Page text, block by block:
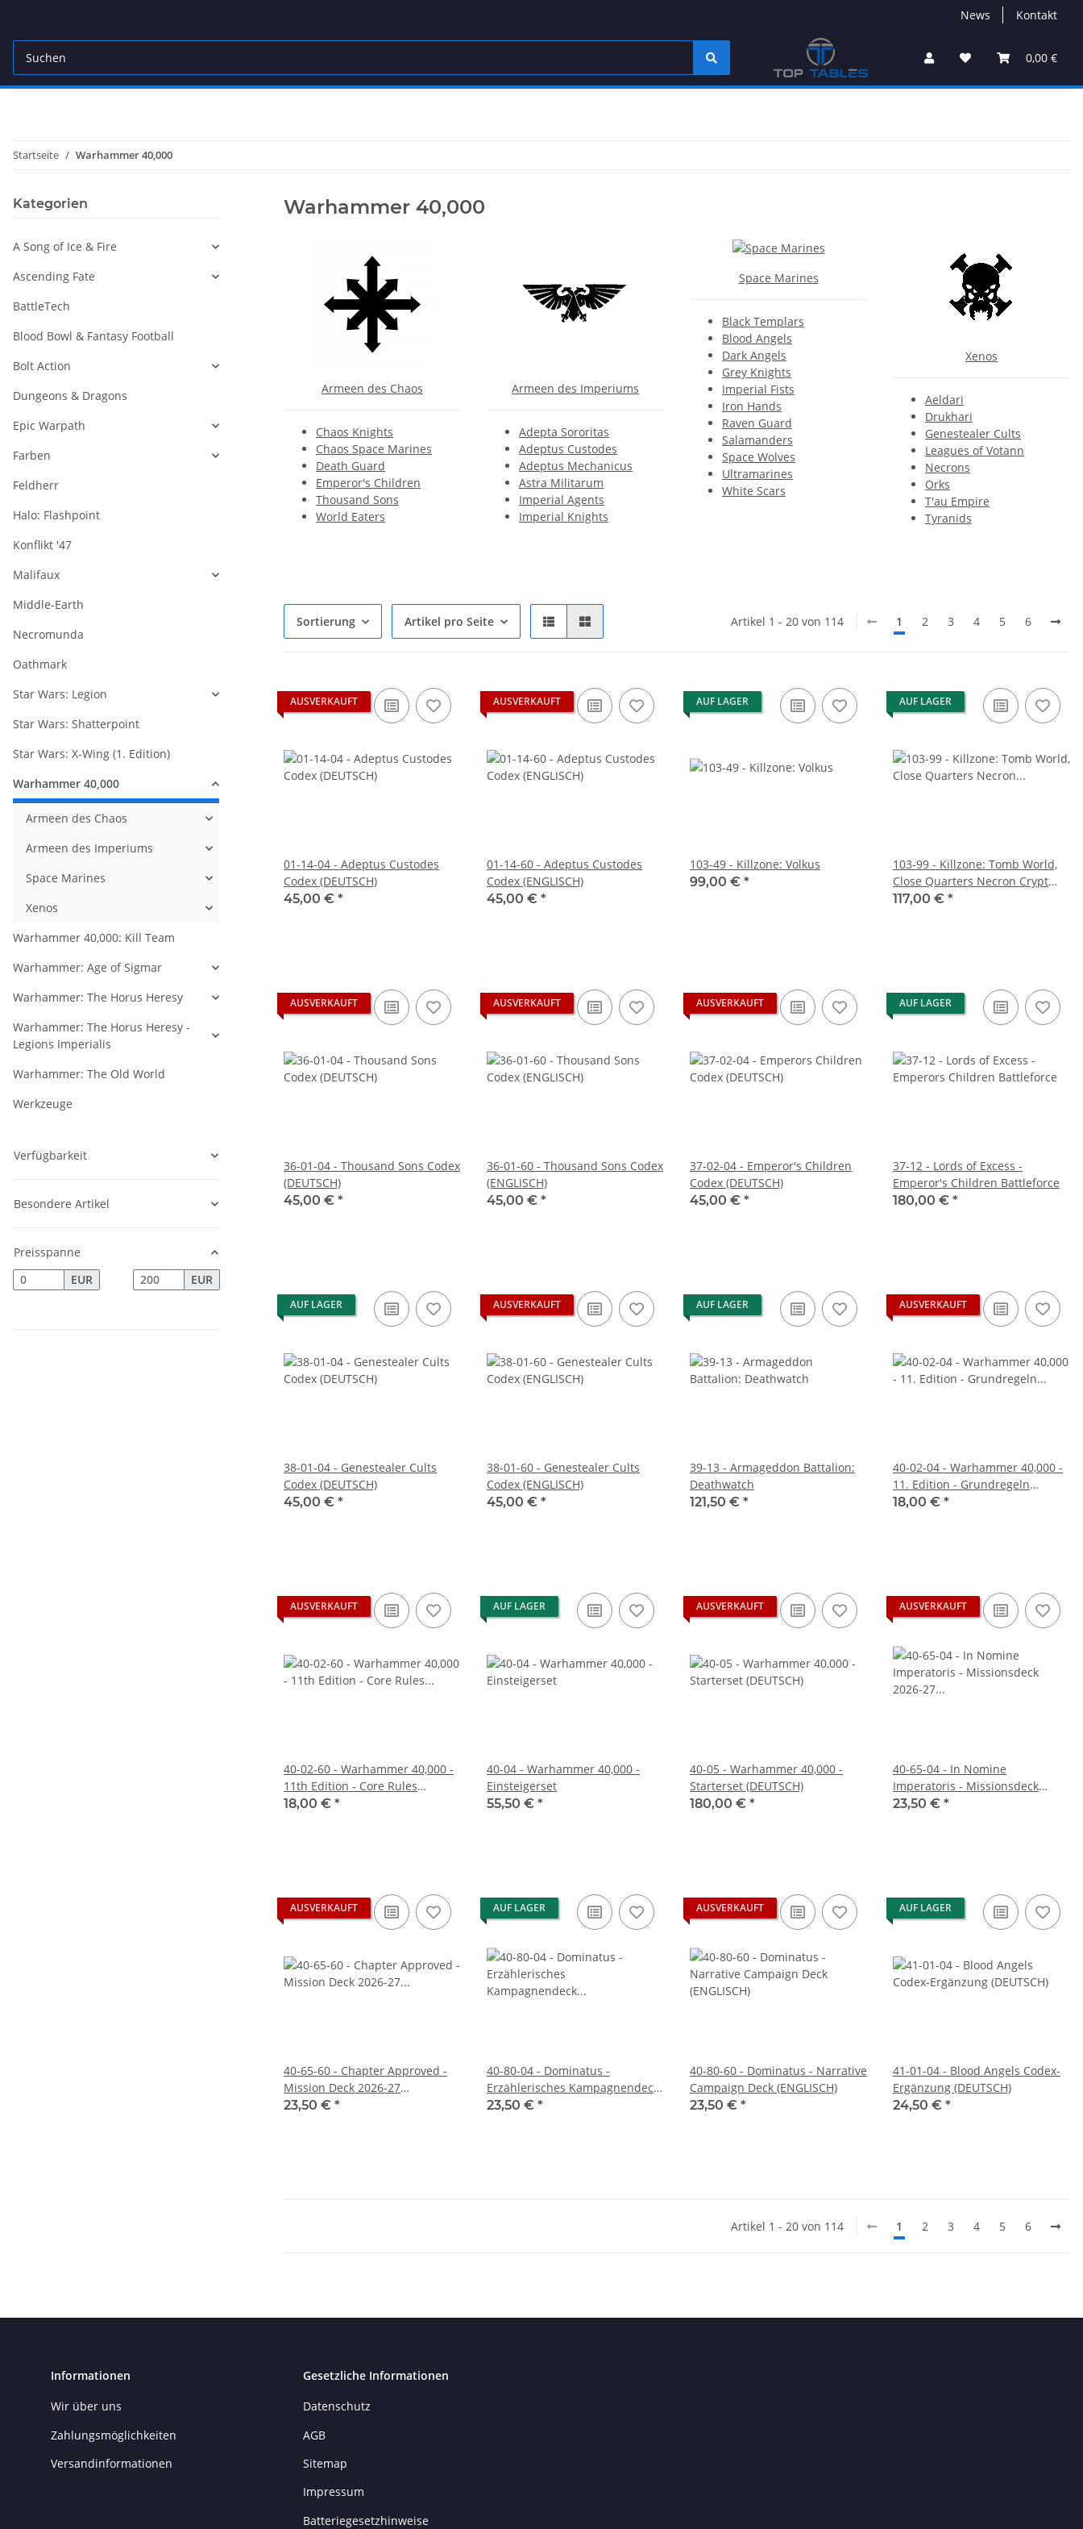
News Kontakt
0,00 €
Startseite Warhammer 40,000
Warhammer 40,000
Armeen des Chaos
Chaos Knights
Chaos Space Marines
Death Guard
Emperor's Children
Thousand Sons
World Eaters
Armeen des Imperiums
Adepta Sororitas
Adeptus Custodes
Adeptus Mechanicus
Astra Militarum
Imperial Agents
Imperial Knights
Space Marines
Black Templars
Blood Angels
Dark Angels
Grey Knights
Imperial Fists
Iron Hands
Raven Guard
Salamanders
Space Wolves
Ultramarines
White Scars
Xenos
Aeldari
Drukhari
Genestealer Cults
Leagues of Votann
Necrons
Orks
T'au Empire
Tyranids
Sortierung Artikel pro Seite Artikel 1 - 20 von 114 1 2 3 4 5 6
AUSVERKAUFT
01-14-04 - Adeptus Custodes
Codex (DEUTSCH)
45,00 € *
AUSVERKAUFT
01-14-60 - Adeptus Custodes
Codex (ENGLISCH)
45,00 € *
AUF LAGER
103-49 - Killzone: Volkus
99,00 € *
AUF LAGER
103-99 - Killzone: Tomb World,
Close Quarters Necron Crypt
Terrain
117,00 € *
AUSVERKAUFT
36-01-04 - Thousand Sons Codex
(DEUTSCH)
45,00 € *
AUSVERKAUFT
36-01-60 - Thousand Sons Codex
(ENGLISCH)
45,00 € *
AUSVERKAUFT
37-02-04 - Emperor's Children
Codex (DEUTSCH)
45,00 € *
AUF LAGER
37-12 - Lords of Excess -
Emperor's Children Battleforce
180,00 € *
AUF LAGER
38-01-04 - Genestealer Cults
Codex (DEUTSCH)
45,00 € *
AUSVERKAUFT
38-01-60 - Genestealer Cults
Codex (ENGLISCH)
45,00 € *
AUF LAGER
39-13 - Armageddon Battalion:
Deathwatch
121,50 € *
AUSVERKAUFT
40-02-04 - Warhammer 40,000 -
11. Edition - Grundregeln
(DEUTSCH)
18,00 € *
AUSVERKAUFT
40-02-60 - Warhammer 40,000 -
11th Edition - Core Rules
(ENGLISCH)
18,00 € *
AUF LAGER
40-04 - Warhammer 40,000 -
Einsteigerset
55,50 € *
AUSVERKAUFT
40-05 - Warhammer 40,000 -
Starterset (DEUTSCH)
180,00 € *
AUSVERKAUFT
40-65-04 - In Nomine
Imperatoris - Missionsdeck
2026-27 (DEUTSCH)
23,50 € *
AUSVERKAUFT
40-65-60 - Chapter Approved -
Mission Deck 2026-27
(ENGLISCH)
23,50 € *
AUF LAGER
40-80-04 - Dominatus -
Erzählerisches Kampagnendeck
(DEUTSCH)
23,50 € *
AUSVERKAUFT
40-80-60 - Dominatus - Narrative
Campaign Deck (ENGLISCH)
23,50 € *
AUF LAGER
41-01-04 - Blood Angels Codex-
Ergänzung (DEUTSCH)
24,50 € *
Artikel 1 - 20 von 114 1 2 3 4 5 6
Kategorien
A Song of Ice & Fire
Ascending Fate
BattleTech
Blood Bowl & Fantasy Football
Bolt Action
Dungeons & Dragons
Epic Warpath
Farben
Feldherr
Halo: Flashpoint
Konflikt '47
Malifaux
Middle-Earth
Necromunda
Oathmark
Star Wars: Legion
Star Wars: Shatterpoint
Star Wars: X-Wing (1. Edition)
Warhammer 40,000
Armeen des Chaos
Armeen des Imperiums
Space Marines
Xenos
Warhammer 40,000: Kill Team
Warhammer: Age of Sigmar
Warhammer: The Horus Heresy
Warhammer: The Horus Heresy -
Legions Imperialis
Warhammer: The Old World
Werkzeuge
Verfügbarkeit
Besondere Artikel
Preisspanne
EUR
EUR
Informationen
Wir über uns
Zahlungsmöglichkeiten
Versandinformationen
Gesetzliche Informationen
Datenschutz
AGB
Sitemap
Impressum
Batteriegesetzhinweise